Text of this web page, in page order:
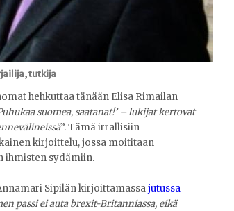
tutkija
hehkuttaa tänään Elisa Rimailan
suomea, saatanat!’–lukijat kertovat
”. Tämä irrallisiin
kirjoittelu, jossa moititaan
ihmisten sydämiin.
Sipilän kirjoittamassajutussa
passi ei auta brexit-Britanniassa, eikä